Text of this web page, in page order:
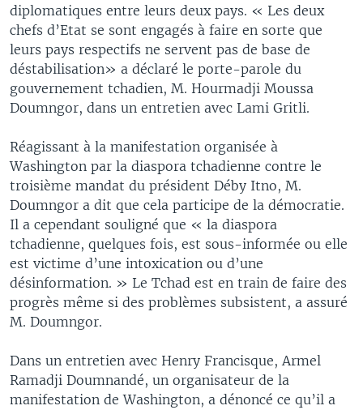
diplomatiques entre leurs deux pays. « Les deux
chefs d’Etat se sont engagés à faire en sorte que
leurs pays respectifs ne servent pas de base de
déstabilisation» a déclaré le porte-parole du
gouvernement tchadien, M. Hourmadji Moussa
Doumngor, dans un entretien avec Lami Gritli.
Réagissant à la manifestation organisée à
Washington par la diaspora tchadienne contre le
troisième mandat du président Déby Itno, M.
Doumngor a dit que cela participe de la démocratie.
Il a cependant souligné que « la diaspora
tchadienne, quelques fois, est sous-informée ou elle
est victime d’une intoxication ou d’une
désinformation. » Le Tchad est en train de faire des
progrès même si des problèmes subsistent, a assuré
M. Doumngor.
Dans un entretien avec Henry Francisque, Armel
Ramadji Doumnandé, un organisateur de la
manifestation de Washington, a dénoncé ce qu’il a